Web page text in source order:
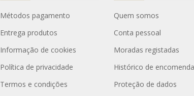
Métodos pagamento
Entrega produtos
Informação de cookies
Política de privacidade
Termos e condições
Quem somos
Conta pessoal
Moradas registadas
Histórico de
Proteção de dados